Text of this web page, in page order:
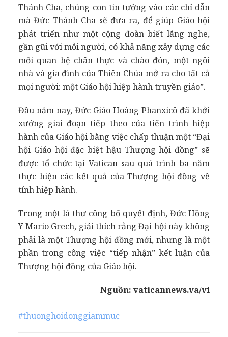
Thánh Cha, chúng con tin tưởng vào các chỉ dẫn
mà Đức Thánh Cha sẽ đưa ra, để giúp Giáo hội
phát triển như một cộng đoàn biết lắng nghe,
gần gũi với mỗi người, có khả năng xây dựng các
mối quan hệ chân thực và chào đón, một ngôi
nhà và gia đình của Thiên Chúa mở ra cho tất cả
mọi người: một Giáo hội hiệp hành truyền giáo”.
Đầu năm nay, Đức Giáo Hoàng Phanxicô đã khởi
xướng giai đoạn tiếp theo của tiến trình hiệp
hành của Giáo hội bằng việc chấp thuận một “Đại
hội Giáo hội đặc biệt hậu Thượng hội đồng” sẽ
được tổ chức tại Vatican sau quá trình ba năm
thực hiện các kết quả của Thượng hội đồng về
tính hiệp hành.
Trong một lá thư công bố quyết định, Đức Hồng
Y Mario Grech, giải thích rằng Đại hội này không
phải là một Thượng hội đồng mới, nhưng là một
phần trong công việc “tiếp nhận” kết luận của
Thượng hội đồng của Giáo hội.
Nguồn: vaticannews.va/vi
#thuonghoidonggiammuc